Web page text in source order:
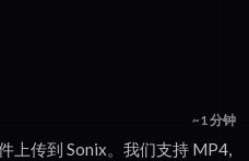
~1 分钟
上传到 Sonix。我们支持 MP4,